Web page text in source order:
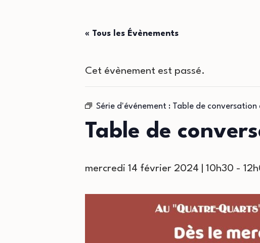
« Tous les Évènements
Cet évènement est passé.
Série d'événement : Table de conversation
Table de
mercredi 14 février 2024 | 10h30 -